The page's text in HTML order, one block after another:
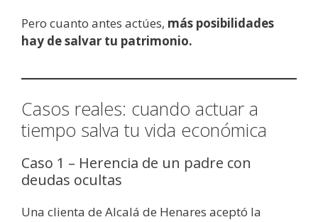
Pero cuanto antes actúes, más posibilidades
hay de salvar tu patrimonio.
Casos reales: cuando actuar a
tiempo salva tu vida económica
Caso 1 – Herencia de un padre con
deudas ocultas
Una clienta de Alcalá de Henares aceptó la